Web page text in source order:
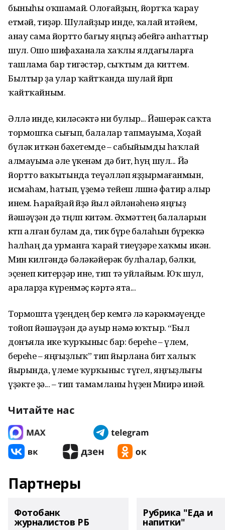
быныһы оҡшамай. Олоғайҙың, йортҡа ҡарау
етмәй, тиҙәр. Шулайҙыр инде, ҡалай итәйем,
анау сама йортто бағыу яңғыҙ әбейгә анһаттыр
шул. Ошо шифаханала хаҡлы ялдағыларға
ташлама бар тигәстәр, сыҡтым да киттем.
Былтыр ҙа улар ҡайтҡанда шулай йөрөп
ҡайтҡайным.
Әллә инде, киләсәктә ни булыр... Йәшерәк саҡта
тормошҡа сығып, балалар тапмауыма, Хоҙай
бүләк иткән бәхетемде – сабыйымды һаҡлай
алмауыма әле үкенәм дә бит, һуң шул... Йә
йортто ваҡытында теүәлләп яҙҙырмағанмын,
исмаһам, һатып, үҙемә тейеш өлөшөнә фатир алыр
инем. Һарайҙай өйҙә йыл әйләнәһенә яңғыҙ
йәшәүҙән дә төңөлөп китәм. Әхмәттең балаларын
көтөп алған булам да, тик бүре балаһын бүреккә
һалһаң да урманға ҡарай тиеүҙәре хаҡмы икән.
Мин килгәндә бәләкәйерәк булһалар, бәлки,
эҫенеп китерҙәр ине, тип тә уйлайым. Юҡ шул,
араларҙа күренмәҫ кәртә ята...
Тормошта үҙеңдең бер кемгә лә кәрәкмәүеңде
тойоп йәшәүҙән дә ауыр нәмә юҡтыр. “Был
донъяла ике ҡурҡыныс бар: береһе – үлем,
береһе – яңғыҙлыҡ” тип йырлана бит халыҡ
йырында, үлеме ҡурҡыныс түгел, яңғыҙлығы
үҙәкте өҙә... – тип тамамланы һүҙен Мөнирә инәй.
Читайте нас
Партнеры
Фотобанк
журналистов РБ
Рубрика "Еда и
напитки"